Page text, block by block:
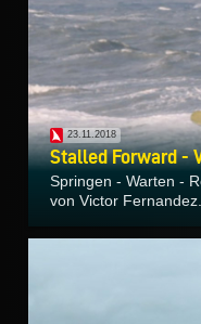
23.11.2018
Stalled Forward -
Springen - Warten -
von Victor Fernandez.